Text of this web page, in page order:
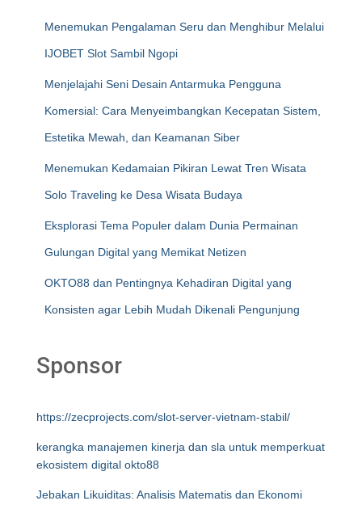
Menemukan Pengalaman Seru dan Menghibur Melalui
IJOBET Slot Sambil Ngopi
Menjelajahi Seni Desain Antarmuka Pengguna
Komersial: Cara Menyeimbangkan Kecepatan Sistem,
Estetika Mewah, dan Keamanan Siber
Menemukan Kedamaian Pikiran Lewat Tren Wisata
Solo Traveling ke Desa Wisata Budaya
Eksplorasi Tema Populer dalam Dunia Permainan
Gulungan Digital yang Memikat Netizen
OKTO88 dan Pentingnya Kehadiran Digital yang
Konsisten agar Lebih Mudah Dikenali Pengunjung
Sponsor
https://zecprojects.com/slot-server-vietnam-stabil/
kerangka manajemen kinerja dan sla untuk memperkuat
ekosistem digital okto88
Jebakan Likuiditas: Analisis Matematis dan Ekonomi